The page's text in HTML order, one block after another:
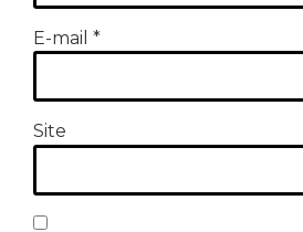
E-mail *
Site